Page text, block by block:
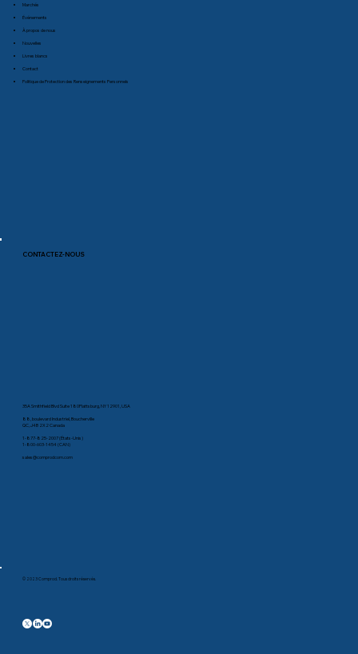
Marchés
Événements
À propos de nous
Nouvelles
Livres blancs
Contact
Politique de Protection des Renseignements Personnels
CONTACTEZ-NOUS
35A Smithfield Blvd Suite 180Plattsburg, NY 12901, USA
88, boulevard Industriel, Boucherville
QC, J4B 2X2 Canada
1-877-825-2007 (États-Unis)
1-800-603-1454 (CAN)
sales@comprodcom.com
© 2023 Comprod. Tous droits réservés.